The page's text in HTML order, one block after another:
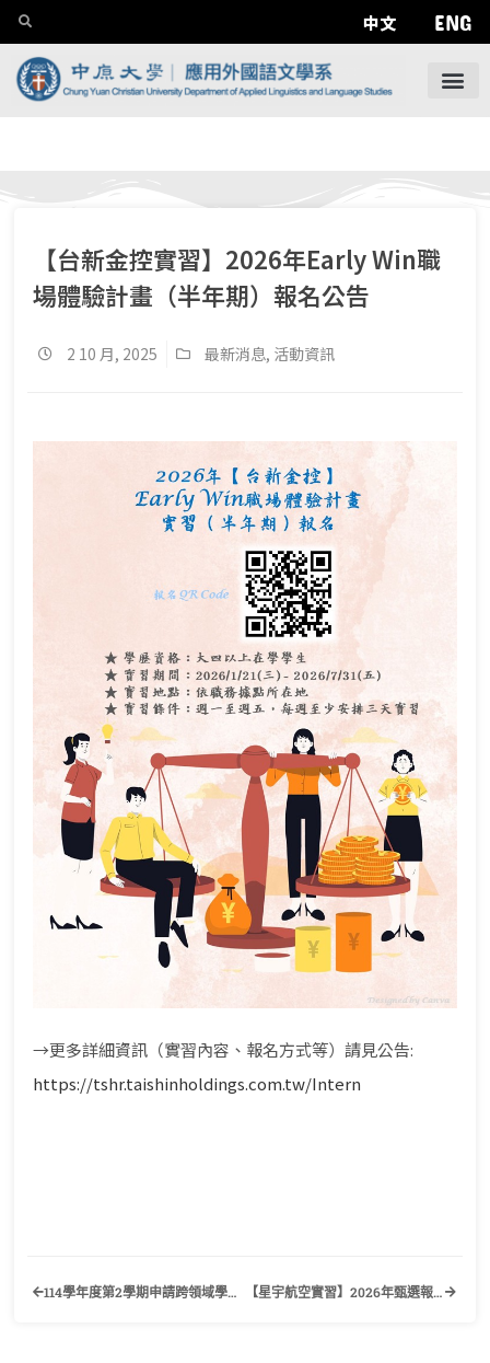
中文 ENG
【台新金控實習】2026年Early Win職
場體驗計畫（半年期）報名公告
2 10 月, 2025 最新消息, 活動資訊
→更多詳細資訊（實習內容、報名方式等）請見公告:
https://tshr.taishinholdings.com.tw/Intern
114學年度第2學期申請跨領域學分學程及微型學程作業事宜公告 【星宇航空實習】2026年甄選報名事宜公告（系內收件截止日2025/10/17<五>中午12:00）